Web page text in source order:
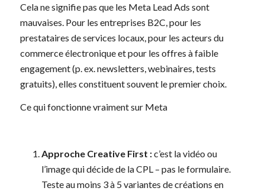
Cela ne signifie pas que les Meta Lead Ads sont
mauvaises. Pour les entreprises B2C, pour les
prestataires de services locaux, pour les acteurs du
commerce électronique et pour les offres à faible
engagement (p. ex. newsletters, webinaires, tests
gratuits), elles constituent souvent le premier choix.
Ce qui fonctionne vraiment sur Meta
Approche Creative First :c’est la vidéo ou
l’image qui décide de la CPL – pas le formulaire.
Teste au moins 3 à 5 variantes de créations en